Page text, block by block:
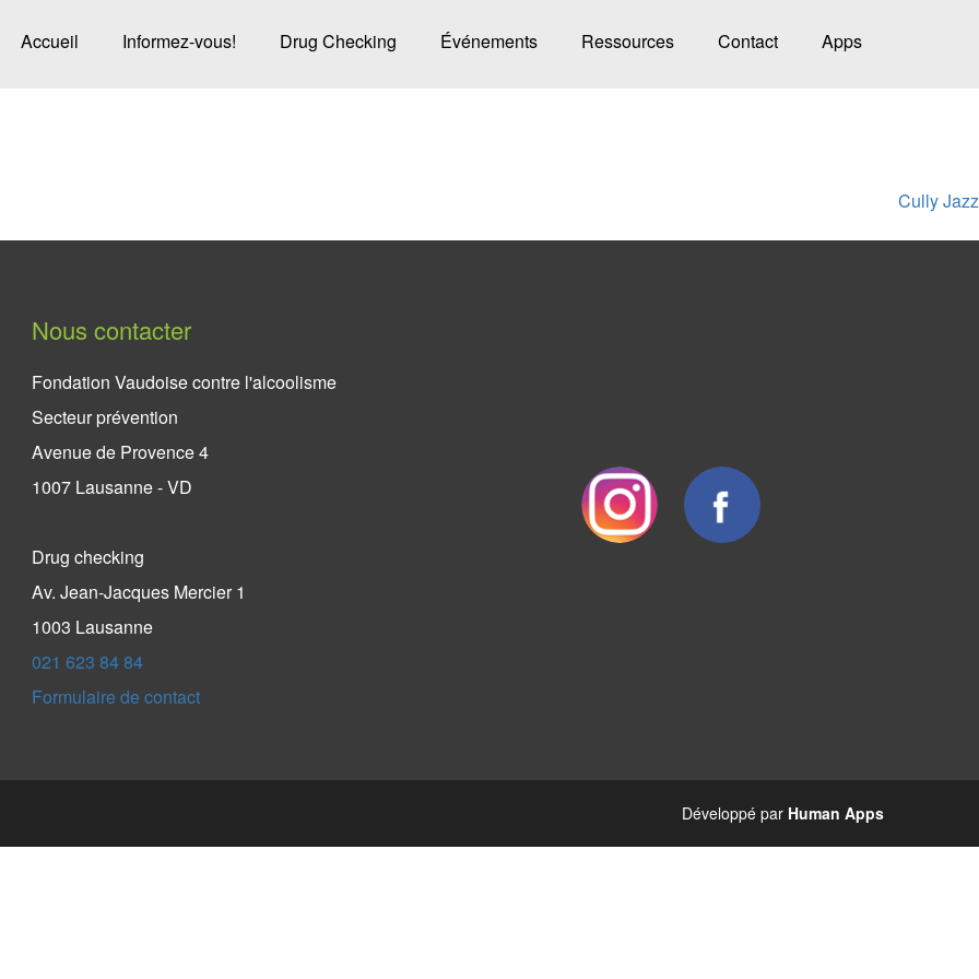
Accueil Informez-vous! Drug Checking Événements Ressources Contact Apps
Cully Jazz
Nous contacter
Fondation Vaudoise contre l'alcoolisme
Secteur prévention
Avenue de Provence 4
1007 Lausanne - VD
Drug checking
Av. Jean-Jacques Mercier 1
1003 Lausanne
021 623 84 84
Formulaire de contact
Développé par Human Apps